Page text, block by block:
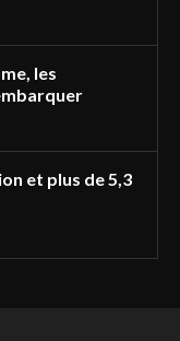
les
et plus de 5,3